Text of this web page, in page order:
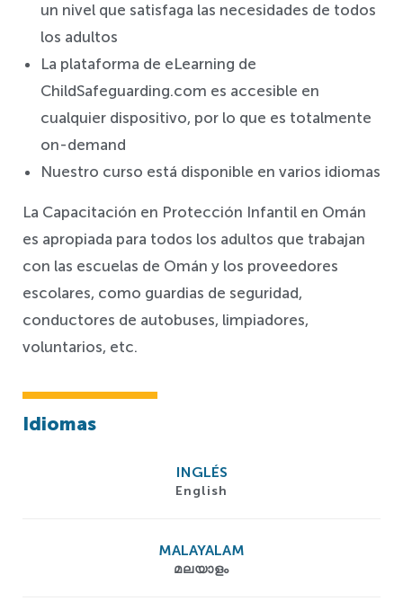
un nivel que satisfaga las necesidades de todos
los adultos
La plataforma de eLearning de
ChildSafeguarding.com es accesible en
cualquier dispositivo, por lo que es totalmente
on-demand
Nuestro curso está disponible en varios idiomas
La Capacitación en Protección Infantil en Omán
es apropiada para todos los adultos que trabajan
con las escuelas de Omán y los proveedores
escolares, como guardias de seguridad,
conductores de autobuses, limpiadores,
voluntarios, etc.
Idiomas
INGLÉS
English
MALAYALAM
മലയാളം